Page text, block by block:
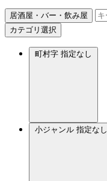
居酒屋・バー・飲み屋
カテゴリ選択
町村字 指定なし
小ジャンル 指定なし